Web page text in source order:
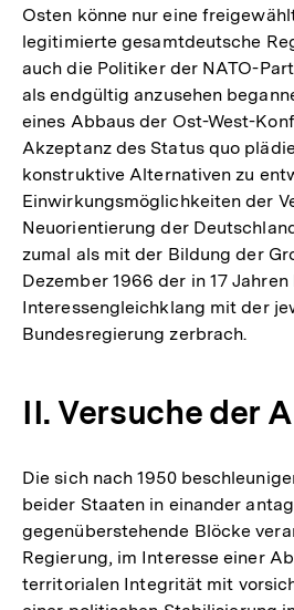
Osten könne nur eine
legitimierte gesamtdeutsche
auch die Politiker der NATO-
als endgültig anzusehen
eines Abbaus der Ost-West-
Akzeptanz des Status quo
konstruktive Alternativen zu
Einwirkungsmöglichkeiten der
Neuorientierung der
zumal als mit der Bildung der
Dezember 1966 der in 17
Interessengleichklang mit der
Bundesregierung zerbrach.
II. Versuche der
Die sich nach 1950
beider Staaten in einander
gegenüberstehende Blöcke
Regierung, im Interesse einer
territorialen Integrität mit